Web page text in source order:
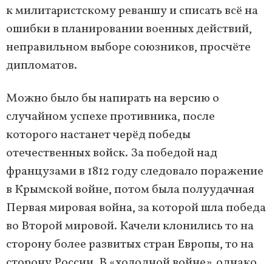
к милитаристскому реваншу и списать всё на
ошибки в планировании военных действий,
неправильном выборе союзников, просчёте
дипломатов.
Можно было бы напирать на версию о
случайном успехе противника, после
которого настанет черёд победы
отечественных войск. За победой над
французами в 1812 году следовало поражение
в Крымской войне, потом была полуудачная
Первая мировая война, за которой шла победа
во Второй мировой. Качели клонились то на
сторону более развитых стран Европы, то на